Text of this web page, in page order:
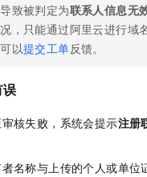
致被判定为联系人信息无
，只能通过阿里云进行域
以提交工单反馈。
核失败，系统会提示注册
名称与上传的个人或单位